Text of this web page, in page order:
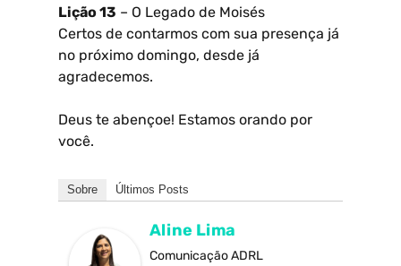
Lição 13 – O Legado de Moisés
Certos de contarmos com sua presença já
no próximo domingo, desde já
agradecemos.
Deus te abençoe! Estamos orando por
você.
Sobre Últimos Posts
Aline Lima
Comunicação ADRL